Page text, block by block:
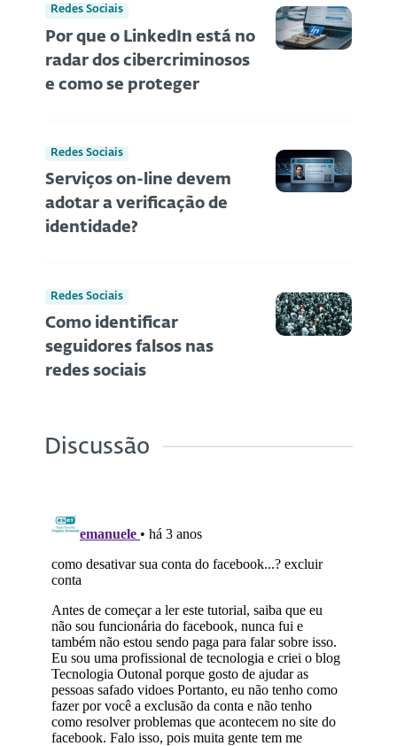
Redes Sociais
Por que o LinkedIn está no
radar dos cibercriminosos
e como se proteger
Redes Sociais
Serviços on-line devem
adotar a verificação de
identidade?
Redes Sociais
Como identificar
seguidores falsos nas
redes sociais
Discussão